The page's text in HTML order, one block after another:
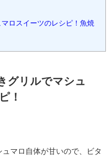
ロスイーツのレシピ！魚焼
グリルでマシュ
！
マロ自体が甘いので、ビタ